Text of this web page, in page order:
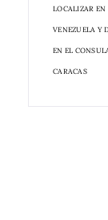
LOCALIZAR EN
VENEZUELA Y
EN EL
CARACAS